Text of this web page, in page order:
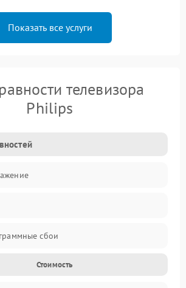
Показать все услуги
телевизора
Philips
сбои
Стоимость